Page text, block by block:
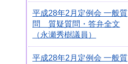
平成28年2月定例会 一般質
問 質疑質問・答弁全文
（永瀬秀樹議員）
平成28年2月定例会 一般質